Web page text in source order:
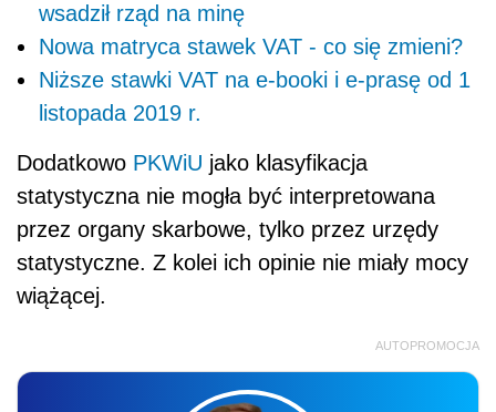
wsadził rząd na minę
Nowa matryca stawek VAT - co się zmieni?
Niższe stawki VAT na e-booki i e-prasę od 1
listopada 2019 r.
Dodatkowo PKWiU jako klasyfikacja
statystyczna nie mogła być interpretowana
przez organy skarbowe, tylko przez urzędy
statystyczne. Z kolei ich opinie nie miały mocy
wiążącej.
AUTOPROMOCJA